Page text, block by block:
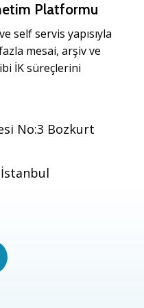
Platformu
self servis yapısıyla
mesai, arşiv ve
İK süreçlerini
No:3 Bozkurt